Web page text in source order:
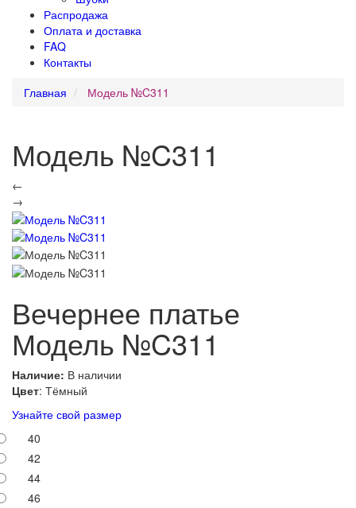
Распродажа
Оплата и доставка
FAQ
Контакты
Главная
Модель №C311
Модель №C311
←
→
Вечернее платье
Модель №C311
Наличие: В наличии
Цвет: Тёмный
Узнайте свой размер
40
42
44
46